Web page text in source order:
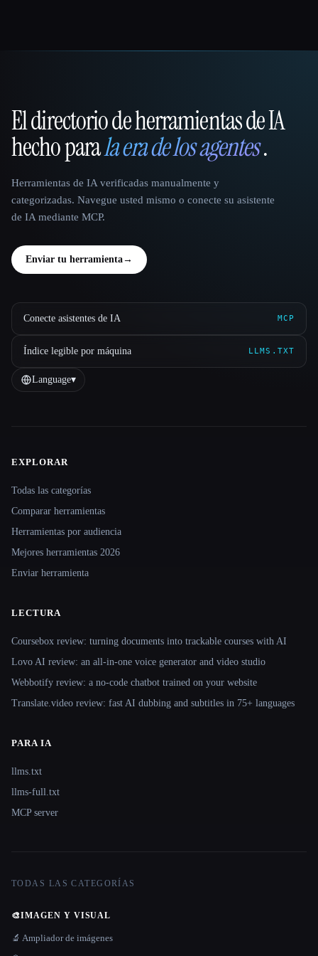
That AI Collection
El directorio de herramientas de IA
hecho parala era de los agentes.
Herramientas de IA verificadas manualmente y
categorizadas. Navegue usted mismo o conecte su asistente
de IA mediante MCP.
Enviar tu herramienta→
Conecte asistentes de IA MCP
Índice legible por máquina LLMS.TXT
Language▾
Site navigation
EXPLORAR
Todas las categorías
Comparar herramientas
Herramientas por audiencia
Mejores herramientas 2026
Enviar herramienta
LECTURA
Coursebox review: turning documents into trackable courses with AI
Lovo AI review: an all-in-one voice generator and video studio
Webbotify review: a no-code chatbot trained on your website
Translate.video review: fast AI dubbing and subtitles in 75+ languages
PARA IA
llms.txt
llms-full.txt
MCP server
TODAS LAS CATEGORÍAS
🎨IMAGEN Y VISUAL
🔬 Ampliador de imágenes